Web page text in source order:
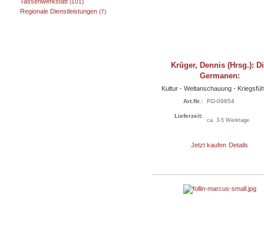
(101)
Regionale Dienstleistungen (7)
Krüger, Dennis (Hrsg.):
Germanen:
Kultur - Weltanschauung -
Art.Nr.: PD-09854
Lieferzeit:
ca. 3-5 Werktage
Jetzt kaufen Details